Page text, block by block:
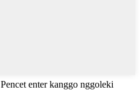
Pencet enter kanggo nggoleki